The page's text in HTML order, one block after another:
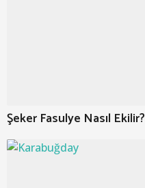
Şeker Fasulye Nasıl Ekilir?